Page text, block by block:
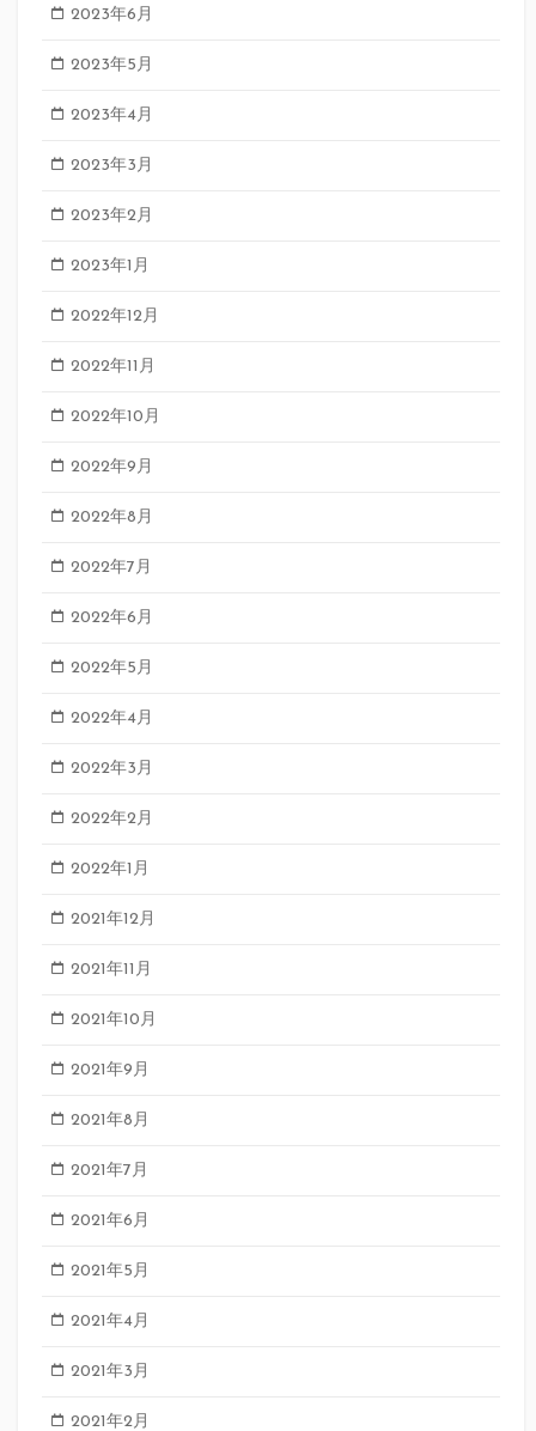
2023年6月
2023年5月
2023年4月
2023年3月
2023年2月
2023年1月
2022年12月
2022年11月
2022年10月
2022年9月
2022年8月
2022年7月
2022年6月
2022年5月
2022年4月
2022年3月
2022年2月
2022年1月
2021年12月
2021年11月
2021年10月
2021年9月
2021年8月
2021年7月
2021年6月
2021年5月
2021年4月
2021年3月
2021年2月